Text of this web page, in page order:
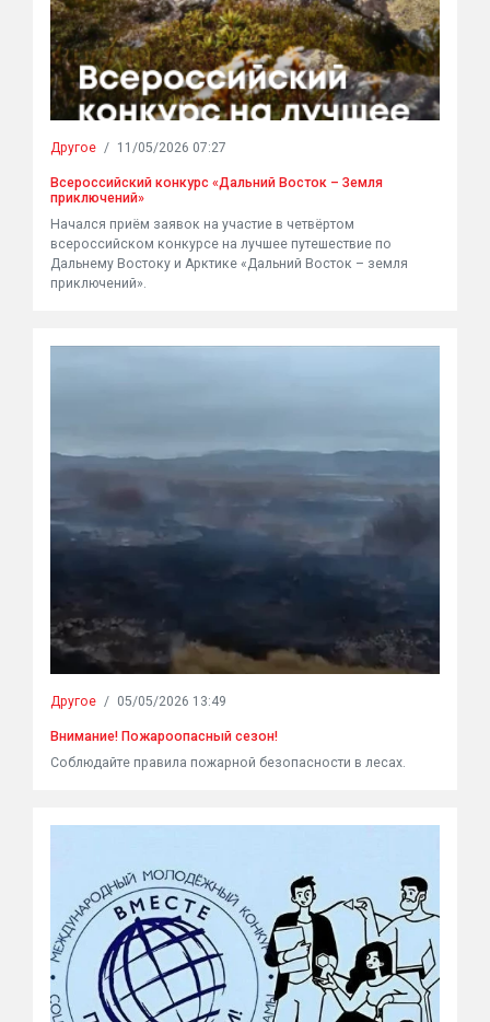
Другое / 11/05/2026 07:27
Всероссийский конкурс «Дальний Восток – Земля
приключений»
Начался приём заявок на участие в четвёртом
всероссийском конкурсе на лучшее путешествие по
Дальнему Востоку и Арктике «Дальний Восток – земля
приключений».
Другое / 05/05/2026 13:49
Внимание! Пожароопасный сезон!
Соблюдайте правила пожарной безопасности в лесах.